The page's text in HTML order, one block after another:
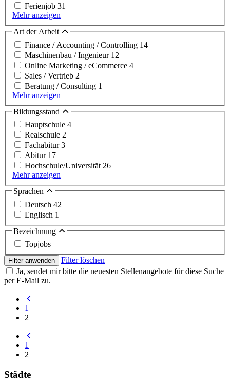
Ferienjob 31
Mehr anzeigen
Art der Arbeit
Finance / Accounting / Controlling 14
Maschinenbau / Ingenieur 12
Online Marketing / eCommerce 4
Sales / Vertrieb 2
Beratung / Consulting 1
Mehr anzeigen
Bildungsstand
Hauptschule 4
Realschule 2
Fachabitur3
Abitur 17
Hochschule/Universität 26
Mehr anzeigen
Sprachen
Deutsch 42
Englisch 1
Bezeichnung
Topjobs
Filter anwenden
Filter löschen
Ja, sendet mir bitte die neuesten Stellenangebote für diese Suche
per E-Mail zu.
1
2
1
2
Städte